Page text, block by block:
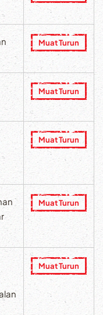
Muat Turun
Muat Turun
Muat Turun
Muat Turun
Muat Turun